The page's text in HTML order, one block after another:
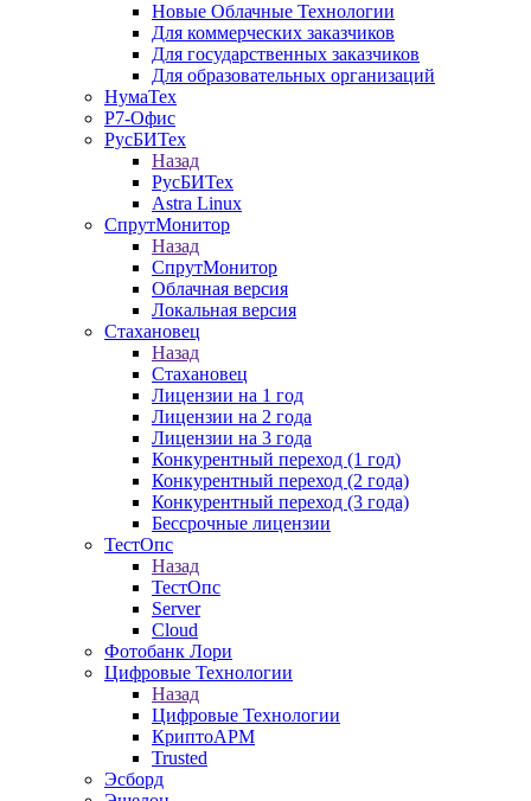
Новые Облачные Технологии
Для коммерческих заказчиков
Для государственных заказчиков
Для образовательных организаций
НумаТех
Р7-Офис
РусБИТех
Назад
РусБИТех
Astra Linux
СпрутМонитор
Назад
СпрутМонитор
Облачная версия
Локальная версия
Стахановец
Назад
Стахановец
Лицензии на 1 год
Лицензии на 2 года
Лицензии на 3 года
Конкурентный переход (1 год)
Конкурентный переход (2 года)
Конкурентный переход (3 года)
Бессрочные лицензии
ТестОпс
Назад
ТестОпс
Server
Cloud
Фотобанк Лори
Цифровые Технологии
Назад
Цифровые Технологии
КриптоАРМ
Trusted
Эсборд